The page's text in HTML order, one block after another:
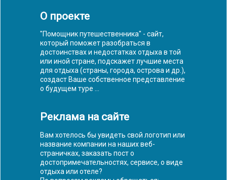
О проекте
"Помощник путешественника" - сайт,
который поможет разобраться в
достоинствах и недостатках отдыха в той
или иной стране, подскажет лучшие места
для отдыха (страны, города, острова и др.),
создаст Ваше собственное представление
о будущем туре ...
Реклама на сайте
Вам хотелось бы увидеть свой логотип или
название компании на наших веб-
страничках, заказать пост о
достопримечательностях, сервисе, о виде
отдыха или отеле?